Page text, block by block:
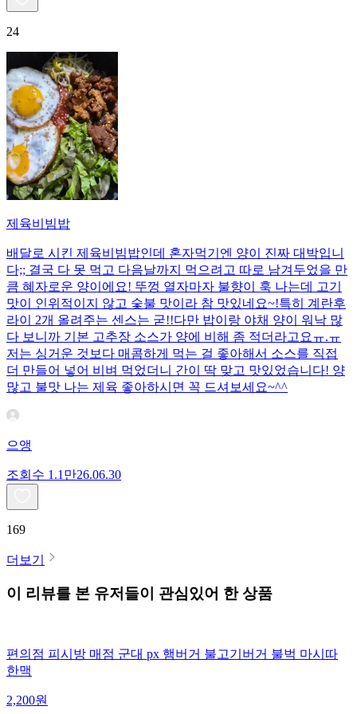
24
제육비빔밥
배달로 시킨 제육비빔밥인데 혼자먹기엔 양이 진짜 대박입니
다;; 결국 다 못 먹고 다음날까지 먹으려고 따로 남겨두었을 만
큼 혜자로운 양이에요! 뚜껑 열자마자 불향이 훅 나는데 고기
맛이 인위적이지 않고 숯불 맛이라 참 맛있네요~!특히 계란후
라이 2개 올려주는 센스는 굳!! ​다만 밥이랑 야채 양이 워낙 많
다 보니까 기본 고추장 소스가 양에 비해 좀 적더라고요ㅠ.ㅠ
저는 싱거운 것보다 매콤하게 먹는 걸 좋아해서 소스를 직접
더 만들어 넣어 비벼 먹었더니 간이 딱 맞고 맛있었습니다! 양
많고 불맛 나는 제육 좋아하시면 꼭 드셔보세요~^^
으앵
조회수 1.1만26.06.30
169
더보기
이 리뷰를 본 유저들이 관심있어 한 상품
편의점 피시방 매점 군대 px 햄버거 불고기버거 불벅 마시따
한맥
2,200원